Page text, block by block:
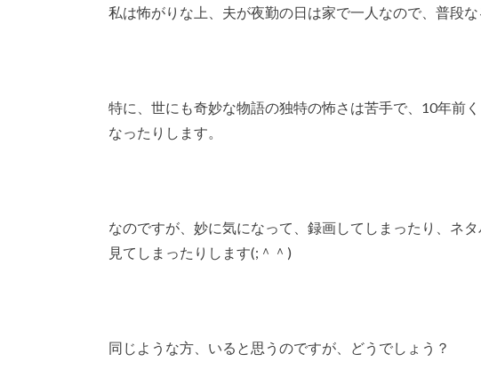
私は怖がりな上、夫が夜勤の日は家で一人なので、普段な
特に、世にも奇妙な物語の独特の怖さは苦手で、10年前
なったりします。
なのですが、妙に気になって、録画してしまったり、ネ
見てしまったりします(;＾＾)
同じような方、いると思うのですが、どうでしょう？